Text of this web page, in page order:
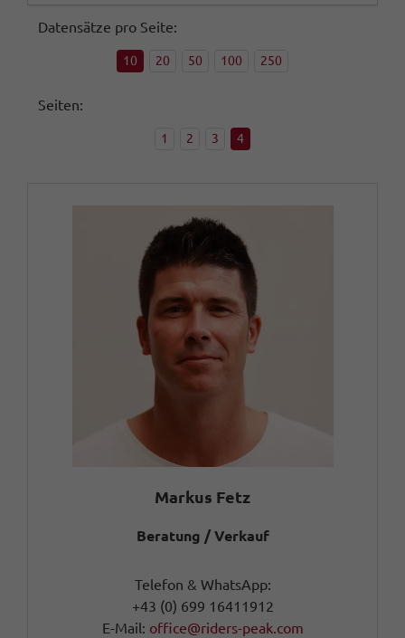
Datensätze pro Seite:
10 20 50 100 250
Seiten:
1 2 3 4
Markus Fetz
Beratung / Verkauf
Telefon & WhatsApp:
+43 (0) 699 16411912
E-Mail: office@riders-peak.com